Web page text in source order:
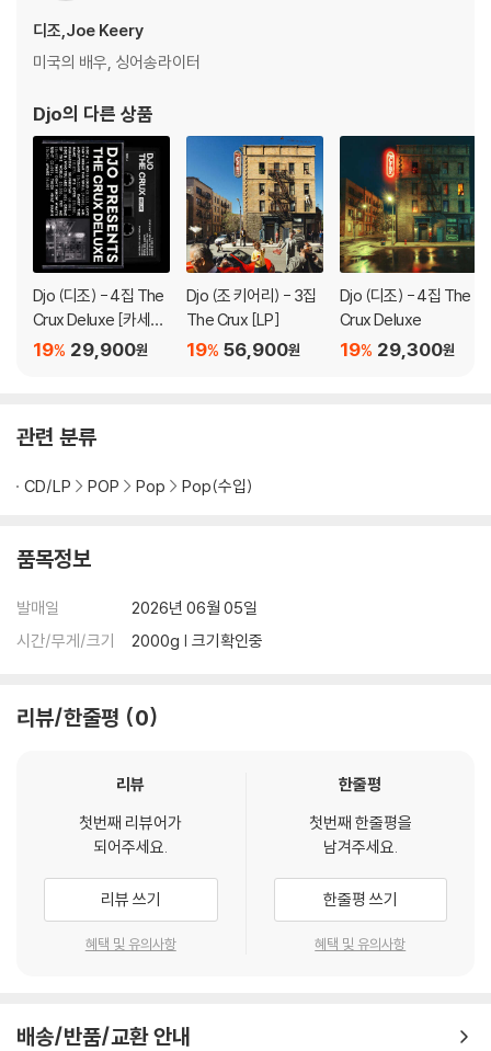
디조,Joe Keery
미국의 배우, 싱어송라이터
Djo의 다른 상품
Djo (디조) - 4집 The
Crux Deluxe [카세트
테이프]29,900원
19%
Djo (조 키어리) - 3집
The Crux [LP]
56,900원
19%
Djo (디조) - 4집 The
Crux Deluxe
29,300원
19%
관련 분류
CD/LP POP Pop Pop(수입)
품목정보
발매일
2026년 06월 05일
시간/무게/크기
2000g | 크기확인중
리뷰/한줄평 0
리뷰
첫번째 리뷰어가
되어주세요.
리뷰 쓰기
혜택 및 유의사항
한줄평
첫번째 한줄평을
남겨주세요.
한줄평 쓰기
혜택 및 유의사항
배송/반품/교환 안내